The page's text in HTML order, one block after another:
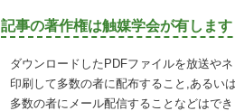
記事の著作権は触媒学会が有します
ダウンロードしたPDFファイルを放送や
印刷して多数の者に配布すること,あるいは
多数の者にメール配信することなどはでき